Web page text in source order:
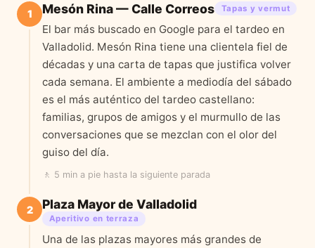
1 Mesón Rina — Calle Correos Tapas y vermut
El bar más buscado en Google para el tardeo en
Valladolid. Mesón Rina tiene una clientela fiel de
décadas y una carta de tapas que justifica volver
cada semana. El ambiente a mediodía del sábado
es el más auténtico del tardeo castellano:
familias, grupos de amigos y el murmullo de las
conversaciones que se mezclan con el olor del
guiso del día.
🚶 5 min a pie hasta la siguiente parada
2 Plaza Mayor de Valladolid
Aperitivo en terraza
Una de las plazas mayores más grandes de